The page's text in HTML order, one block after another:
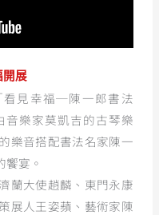
開展
看見幸福─陳一郎書法
樂家莫凱吉的古琴樂
樂音搭配書法名家陳一
宴。
蘭大使趙麟、東門永康
展人王姿蘋、藝術家陳